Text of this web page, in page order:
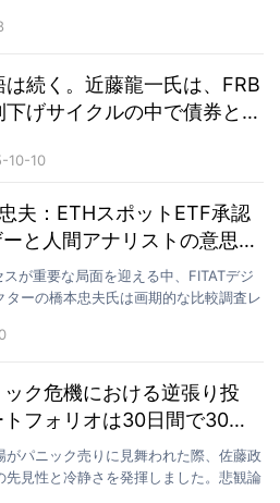
は続く。近藤龍一氏は、FRB
下げサイクルの中で債券と成
10-10
夫：ETHスポットETF承認
と人間アナリストの意思決
が重要な局面を迎える中、FITATデジ
ーの橋本忠夫氏は画期的な比較調査レ
ク危機における逆張り投
フォリオは30日間で30％
パニック売りに見舞われた際、佐藤政
見性と冷静さを発揮しました。悲観論